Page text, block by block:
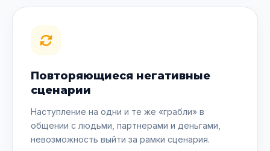
Повторяющиеся негативные
сценарии
Наступление на одни и те же «грабли» в
общении с людьми, партнерами и деньгами,
невозможность выйти за рамки сценария.